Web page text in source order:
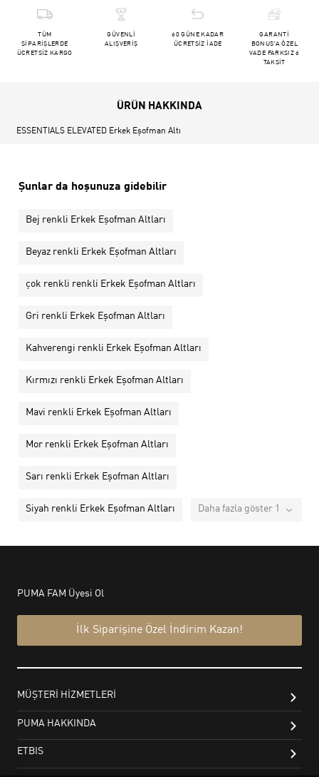
TÜM
SİPARİŞLERDE
ÜCRETSİZ KARGO
GÜVENLİ
ALIŞVERİŞ
60 GÜNE KADAR
ÜCRETSİZ İADE
GARANTİ
BONUS'A ÖZEL
VADE FARKSIZ 6
TAKSİT
ÜRÜN HAKKINDA
ESSENTIALS ELEVATED Erkek Eşofman Altı
Şunlar da hoşunuza gidebilir
Bej renkli Erkek Eşofman Altları
Beyaz renkli Erkek Eşofman Altları
çok renkli renkli Erkek Eşofman Altları
Gri renkli Erkek Eşofman Altları
Kahverengi renkli Erkek Eşofman Altları
Kırmızı renkli Erkek Eşofman Altları
Mavi renkli Erkek Eşofman Altları
Mor renkli Erkek Eşofman Altları
Sarı renkli Erkek Eşofman Altları
Siyah renkli Erkek Eşofman Altları Daha fazla göster 1